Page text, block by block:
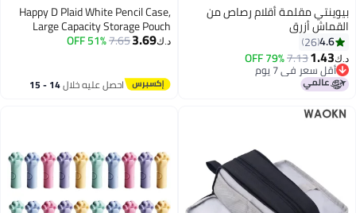
7
بيوينتي مقلمة أقلام رصاص من
القماش أزرق
4.6
26
د.ك‏1.43
7.13
79% OFF
أقل سعر في 7 يوم
أقل سعر في 7 يوم
Happy D Plaid White Pencil Case,
Large Capacity Storage Pouch
Marker Pen Pencil Case, Large
د.ك‏3.69
7.65
51% OFF
احصل عليه خلال 14 - 15